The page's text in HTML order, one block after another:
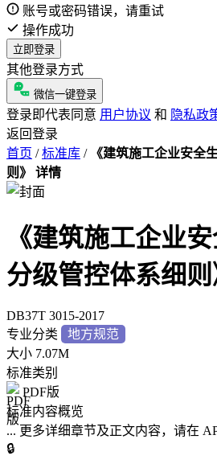
账号或密码错误，请重试
操作成功
立即登录
其他登录方式
微信一键登录
登录即代表同意 用户协议 和 隐私政
返回登录
首页 / 标准库 /
《建筑施工企业安全
则》 详情
《建筑施工企业
分级管控体系细则
DB37T 3015-2017
专业分类
地方规范
大小 7.07M
标准类别
PDF版
标准内容概览
... 更多详细章节及正文内容，请在
🔒